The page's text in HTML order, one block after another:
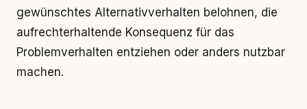
gewünschtes Alternativverhalten belohnen, die
aufrechterhaltende Konsequenz für das
Problemverhalten entziehen oder anders nutzbar
machen.